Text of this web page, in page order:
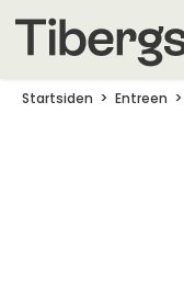
Startsiden Entreen